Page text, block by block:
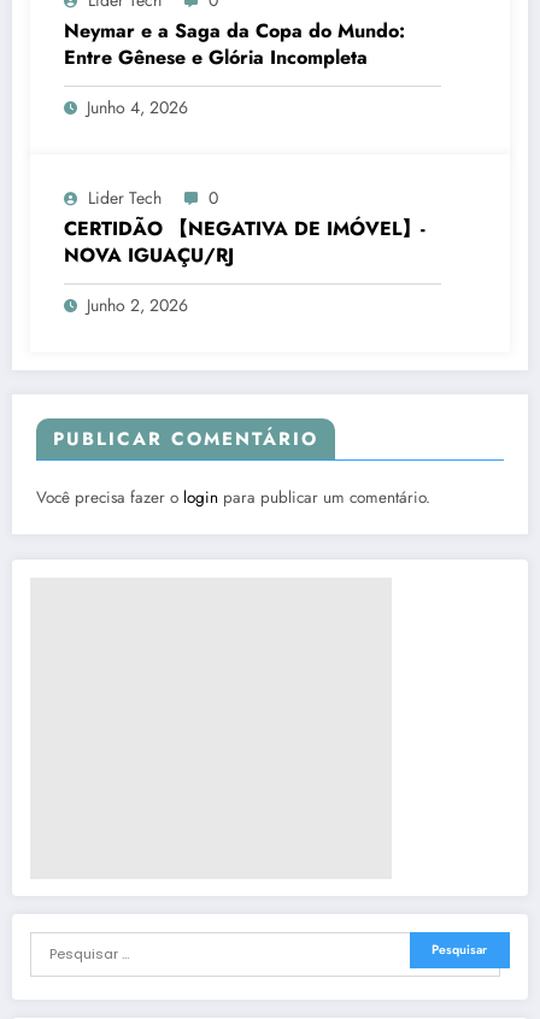
Neymar e a Saga da Copa do Mundo:
Entre Gênese e Glória Incompleta
Junho 4, 2026
Lider Tech 0
CERTIDÃO 【NEGATIVA DE IMÓVEL】-
NOVA IGUAÇU/RJ
Junho 2, 2026
PUBLICAR COMENTÁRIO
Você precisa fazer o login para publicar um comentário.